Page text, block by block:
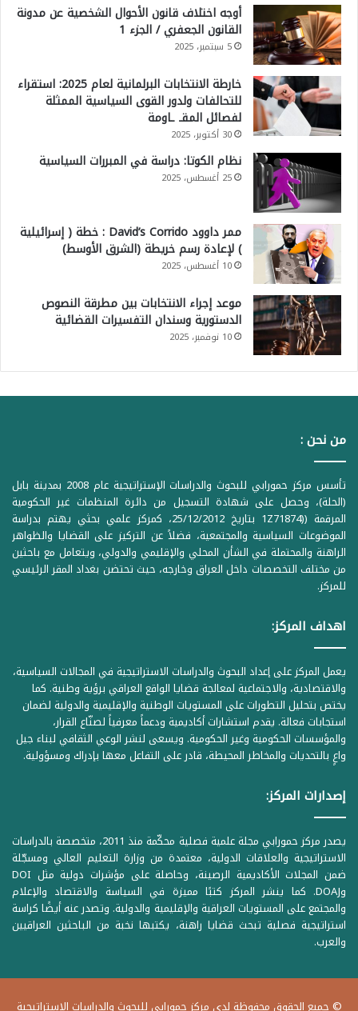
أوجه اختلاف قانون الأحوال الشخصية عن مدونة
القانون الجعفري / الجزء 1
5 سبتمبر، 2025
خارطة الانتخابات البرلمانية لعام 2025: استقراء
للتحالفات ولدور القوى السياسية الممثلة
لفصائل المقـ ـاومة
30 أكتوبر، 2025
نظام الكوتا: دراسة في المبررات السياسية
25 أغسطس، 2025
ممر داوود David’s Corrido : خطة ( إسرائيلية
) لإعادة رسم خريطة (الشرق الأوسط)
10 أغسطس، 2025
موعد إجراء الانتخابات بين مطرقة النصوص
الدستورية وسندان التفسيرات القضائية
10 نوفمبر، 2025
من نحن :
تأسس مركز حمورابي للبحوث والدراسات الإستراتيجية عام 2008 بمدينة بابل
(الحلة)، وحصل على شهادة التسجيل من دائرة المنظمات غير الحكومية
المرقمة ((1Z71874 بتاريخ 25/12/2012، كمركز علمي بحثي يهتم بدراسة
الموضوعات السياسية والمجتمعية، فضلاً عن التركيز على القضايا والظواهر
الراهنة والمحتملة في الشأن المحلي والإقليمي والدولي، ويتعامل مع باحثين
من مختلف التخصصات داخل العراق وخارجه، حيث تحتضن بغداد المقر الرئيسي
للمركز.
اهداف المركز:
يعمل المركز على إعداد البحوث والدراسات الاستراتيجية في المجالات السياسية،
والاقتصادية، والاجتماعية لمعالجة قضايا الواقع العراقي برؤية وطنية. كما
يختص بتحليل التطورات على المستويات الوطنية والإقليمية والدولية لضمان
استجابات فعالة. يقدم استشارات أكاديمية ودعماً معرفياً لصنّاع القرار،
والمؤسسات الحكومية وغير الحكومية. ويسعى لنشر الوعي الثقافي لبناء جيل
واعٍ بالتحديات والمخاطر المحيطة، قادر على التفاعل معها بإدراك ومسؤولية.
إصدارات المركز:
يصدر مركز حمورابي مجلة علمية فصلية محكّمة منذ 2011، متخصصة بالدراسات
الاستراتيجية والعلاقات الدولية، معتمدة من وزارة التعليم العالي ومسجّلة
ضمن المجلات الأكاديمية الرصينة، وحاصلة على مؤشرات دولية مثل DOI
وDOAJ. كما ينشر المركز كتبًا مميزة في السياسة والاقتصاد والإعلام
والمجتمع على المستويات العراقية والإقليمية والدولية. وتصدر عنه أيضًا كراسة
استراتيجية فصلية تبحث قضايا راهنة، يكتبها نخبة من الباحثين العراقيين
والعرب.
© جميع الحقوق محفوظة لدى مركز حمورابي للبحوث والدراسات الاستراتيجية